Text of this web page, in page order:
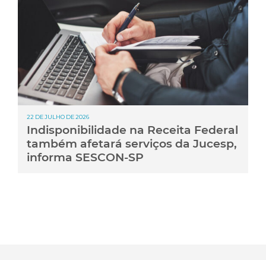
22 DE JULHO DE 2026
Indisponibilidade na Receita Federal
também afetará serviços da Jucesp,
informa SESCON-SP